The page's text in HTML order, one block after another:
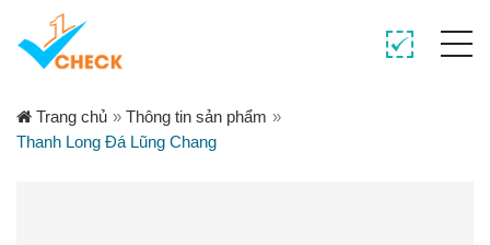
Trang chủ » Thông tin sản phẩm »
Thanh Long Đá Lũng Chang